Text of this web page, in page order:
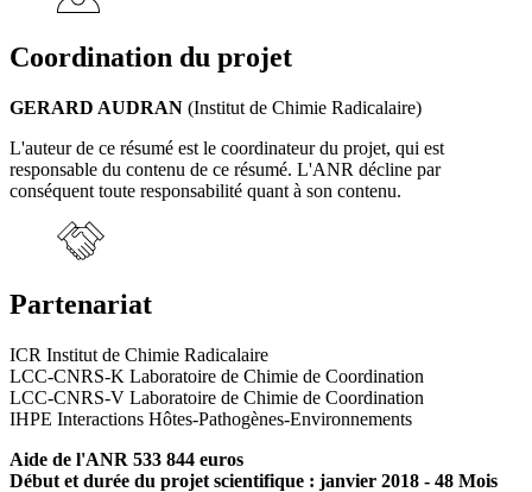
Coordination du projet
GERARD AUDRAN (Institut de Chimie Radicalaire)
L'auteur de ce résumé est le coordinateur du projet, qui est
responsable du contenu de ce résumé. L'ANR décline par
conséquent toute responsabilité quant à son contenu.
Partenariat
ICR Institut de Chimie Radicalaire
LCC-CNRS-K Laboratoire de Chimie de Coordination
LCC-CNRS-V Laboratoire de Chimie de Coordination
IHPE Interactions Hôtes-Pathogènes-Environnements
Aide de l'ANR 533 844 euros
Début et durée du projet scientifique : janvier 2018 - 48 Mois